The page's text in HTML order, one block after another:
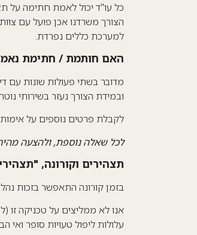
כל עו"ד יכול לאמת חתימה על
הצורך משרדנו אכן פועל עם
למערכת כללים נפרדת.
האם חותמת / חתימת
מדובר בשתי פעולות שונות עם
ובמידת הצורך נעזר בשירותי
לקבלת פרטים נוספים על
לכל שאלה נוספת, ולהצעה מהירה ונוחה
תצהירים וקורונה,
בזמן קורונה התאפשר בזכות
אנו לא ממליצים על טכניקה זו
עלולות ליפול טעויות סופר ואי